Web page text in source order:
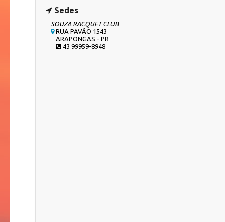
Sedes
SOUZA RACQUET CLUB
RUA PAVÃO 1543
ARAPONGAS - PR
43 99959-8948